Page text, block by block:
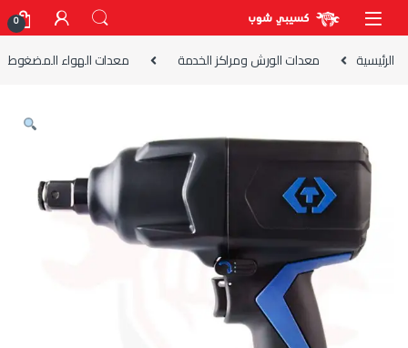
Skip to navigation
Skip to content
0
الرئيسية معدات الورش ومراكز الخدمة معدات الهواء المضغوط